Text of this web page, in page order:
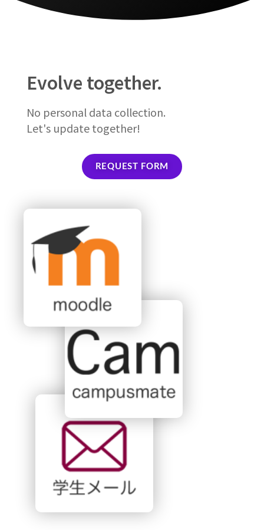
Evolve together.
No personal data collection.
Let's update together!
REQUEST FORM